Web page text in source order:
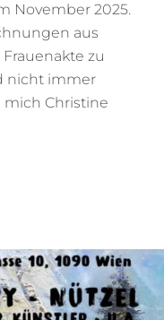
November 2025.
aus
zu
nicht immer
Christine